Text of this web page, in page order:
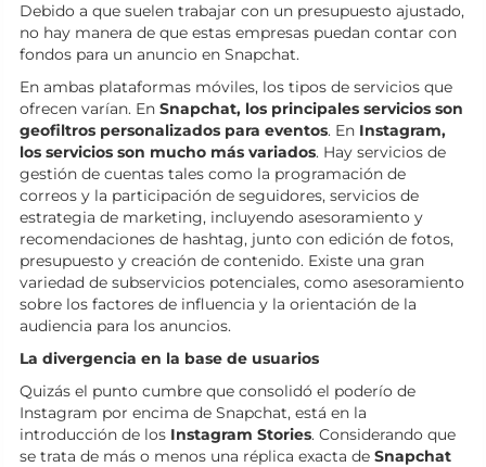
Debido a que suelen trabajar con un presupuesto ajustado,
no hay manera de que estas empresas puedan contar con
fondos para un anuncio en Snapchat.
En ambas plataformas móviles, los tipos de servicios que
ofrecen varían. En Snapchat, los principales servicios son
geofiltros personalizados para eventos. En Instagram,
los servicios son mucho más variados. Hay servicios de
gestión de cuentas tales como la programación de
correos y la participación de seguidores, servicios de
estrategia de marketing, incluyendo asesoramiento y
recomendaciones de hashtag, junto con edición de fotos,
presupuesto y creación de contenido. Existe una gran
variedad de subservicios potenciales, como asesoramiento
sobre los factores de influencia y la orientación de la
audiencia para los anuncios.
La divergencia en la base de usuarios
Quizás el punto cumbre que consolidó el poderío de
Instagram por encima de Snapchat, está en la
introducción de los Instagram Stories. Considerando que
se trata de más o menos una réplica exacta de Snapchat